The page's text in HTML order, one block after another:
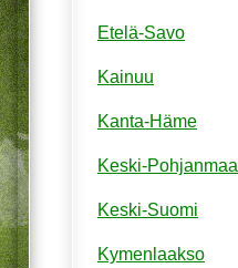
Etelä-Savo
Kainuu
Kanta-Häme
Keski-Pohjanmaa
Keski-Suomi
Kymenlaakso